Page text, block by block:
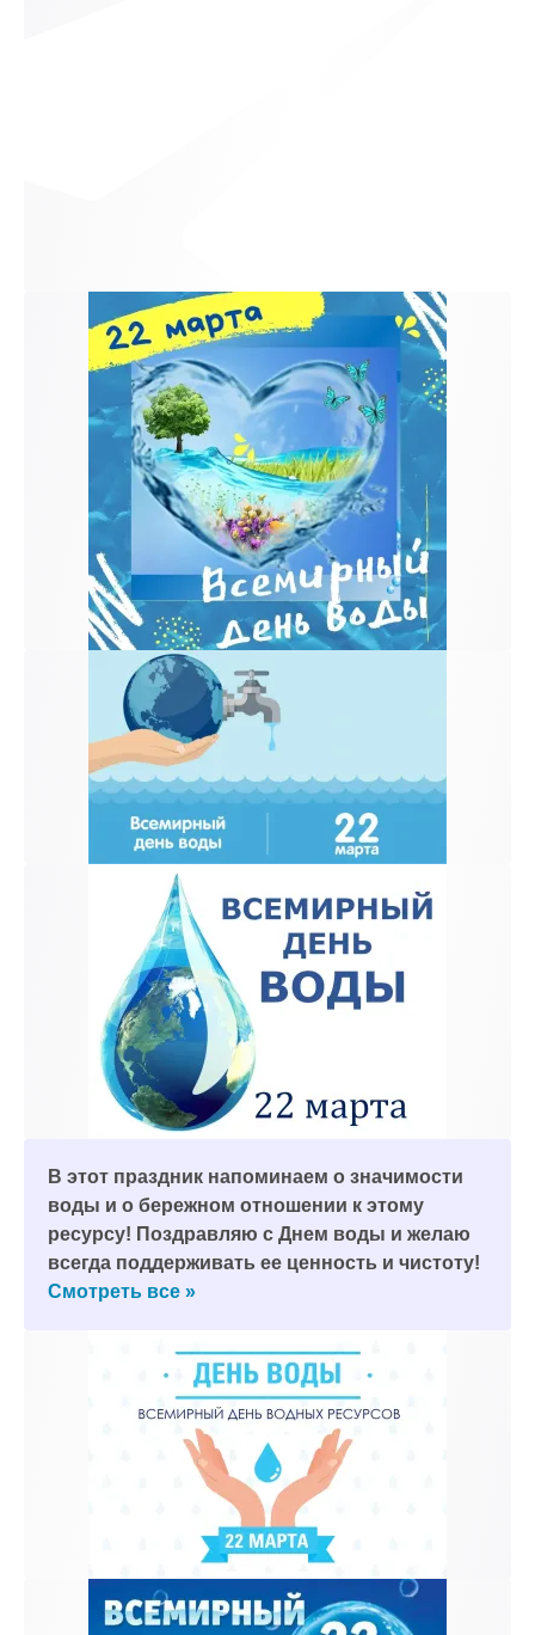
В этот праздник напоминаем о значимости
воды и о бережном отношении к этому
ресурсу! Поздравляю с Днем воды и желаю
всегда поддерживать ее ценность и чистоту!
Смотреть все »